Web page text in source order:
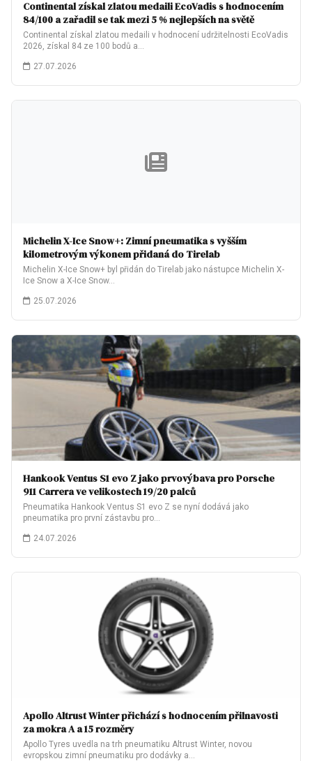
Continental získal zlatou medaili EcoVadis s hodnocením
84/100 a zařadil se tak mezi 5 % nejlepších na světě
Continental získal zlatou medaili v hodnocení udržitelnosti EcoVadis
2026, získal 84 ze 100 bodů a…
27.07.2026
Michelin X-Ice Snow+: Zimní pneumatika s vyšším
kilometrovým výkonem přidaná do Tirelab
Michelin X-Ice Snow+ byl přidán do Tirelab jako nástupce Michelin X-
Ice Snow a X-Ice Snow…
25.07.2026
Hankook Ventus S1 evo Z jako prvovýbava pro Porsche
911 Carrera ve velikostech 19/20 palců
Pneumatika Hankook Ventus S1 evo Z se nyní dodává jako
pneumatika pro první zástavbu pro…
24.07.2026
Apollo Altrust Winter přichází s hodnocením přilnavosti
za mokra A a 15 rozměry
Apollo Tyres uvedla na trh pneumatiku Altrust Winter, novou
evropskou zimní pneumatiku pro dodávky a…